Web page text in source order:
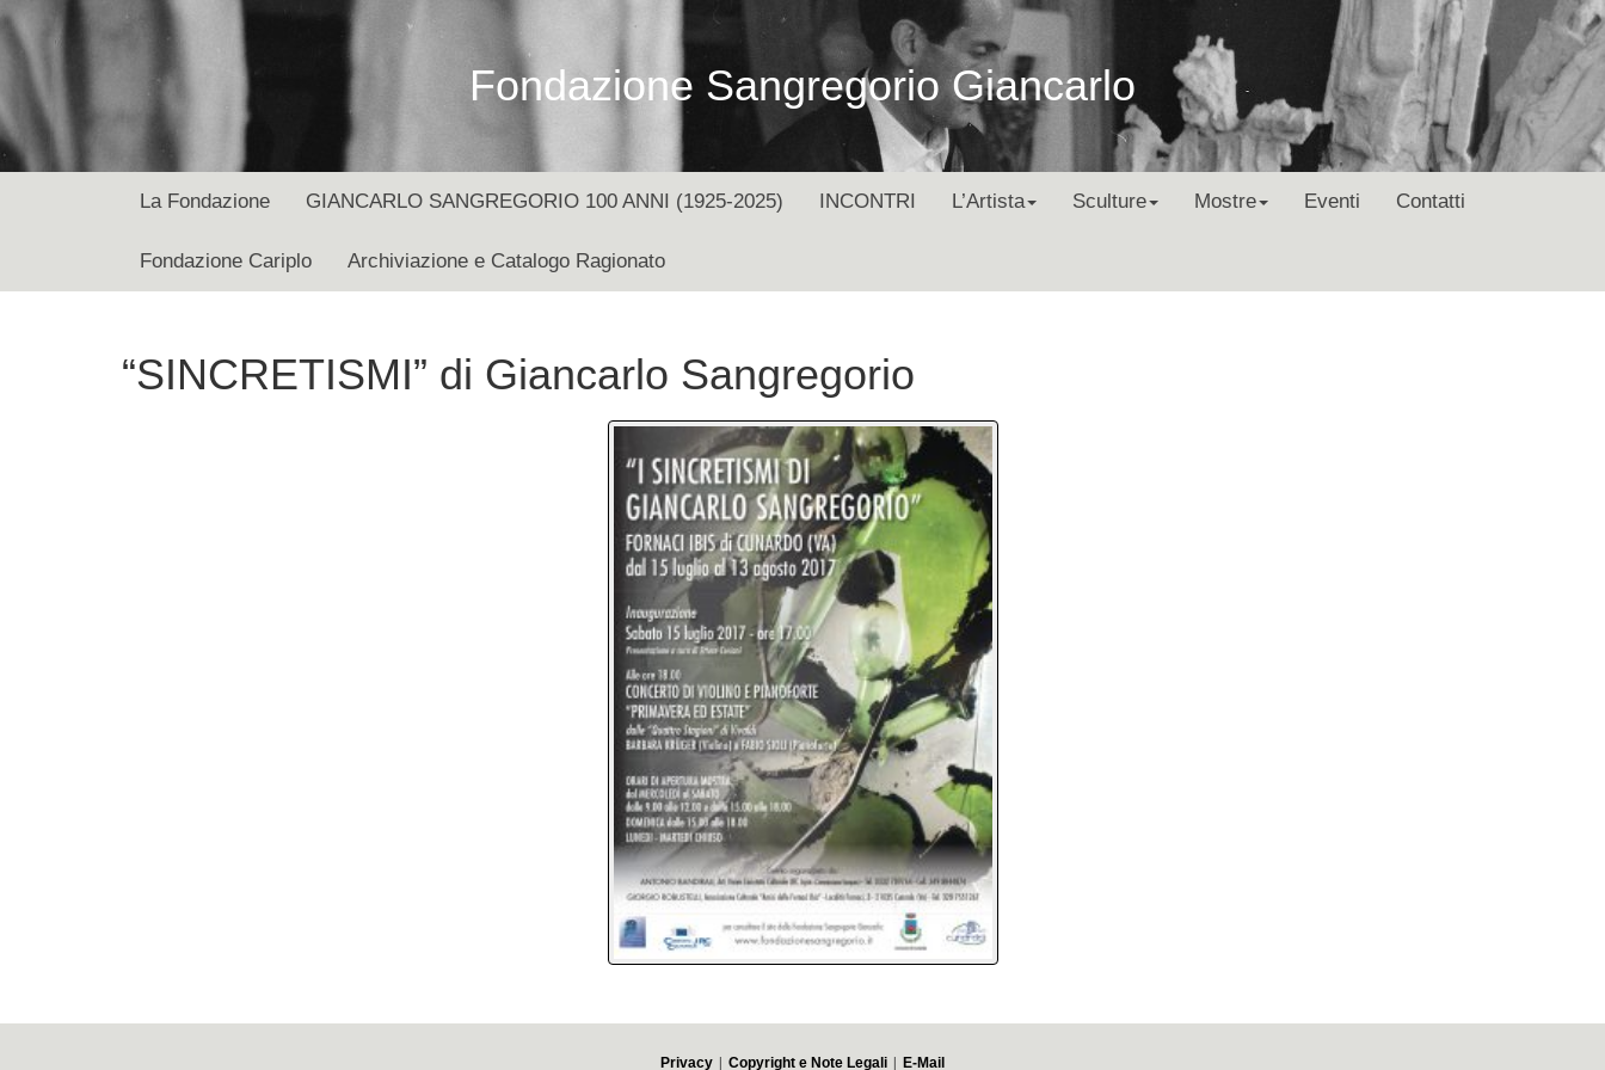
Fondazione Sangregorio Giancarlo
La Fondazione GIANCARLO SANGREGORIO 100 ANNI (1925-2025) INCONTRI L’Artista Sculture Mostre Eventi Contatti
Fondazione Cariplo Archiviazione e Catalogo Ragionato
“SINCRETISMI” di Giancarlo Sangregorio
Privacy | Copyright e Note Legali | E-Mail